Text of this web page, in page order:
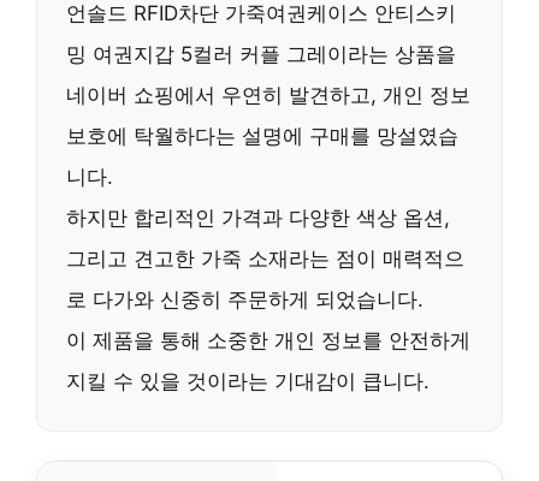
언솔드 RFID차단 가죽여권케이스 안티스키
밍 여권지갑 5컬러 커플 그레이라는 상품을
네이버 쇼핑에서 우연히 발견하고, 개인 정보
보호에 탁월하다는 설명에 구매를 망설였습
니다.
하지만 합리적인 가격과 다양한 색상 옵션,
그리고 견고한 가죽 소재 라는 점이 매력적으
로 다가와 신중히 주문하게 되었습니다.
이 제품을 통해 소중한 개인 정보를 안전하게
지킬 수 있을 것이라는 기대감이 큽니다.